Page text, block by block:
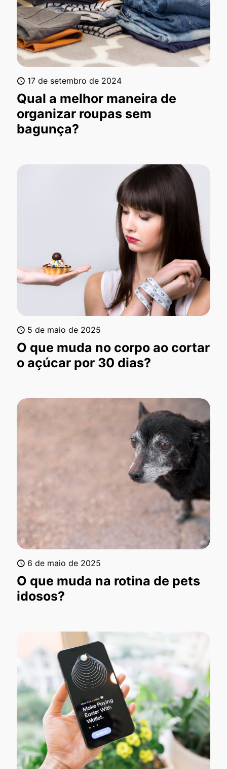
17 de setembro de 2024
Qual a melhor maneira de
organizar roupas sem
bagunça?
5 de maio de 2025
O que muda no corpo ao cortar
o açúcar por 30 dias?
6 de maio de 2025
O que muda na rotina de pets
idosos?